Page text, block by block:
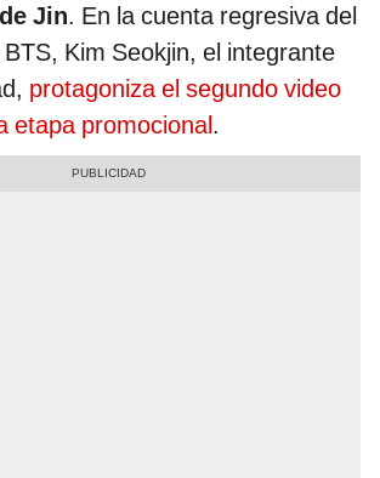
Jin. En la cuenta regresiva del
Kim Seokjin, el integrante
protagoniza el segundo video
etapa promocional.